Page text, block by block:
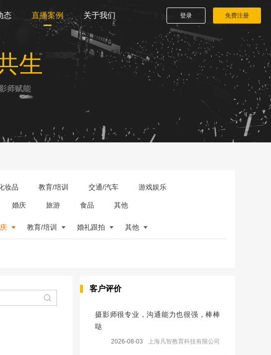
态 直播案例 关于我们 登录 免费注册
生
师赋能
妆品 教育/培训 交通/汽车 游戏娱乐
婚庆 旅游 食品 其他
教育/培训 婚礼跟拍 其他
客户评价
摄影师很专业，沟通能力也很强，棒棒
哒
2026-08-03 上海凡智教育科技有限公司